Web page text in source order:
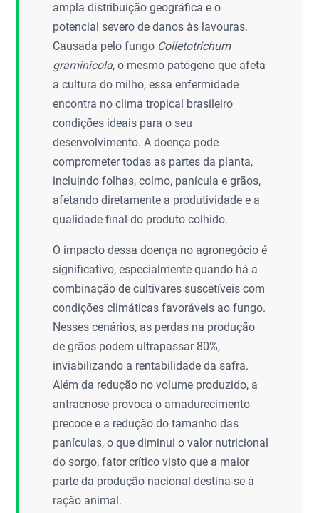
ampla distribuição geográfica e o
potencial severo de danos às lavouras.
Causada pelo fungo Colletotrichum
graminicola, o mesmo patógeno que afeta
a cultura do milho, essa enfermidade
encontra no clima tropical brasileiro
condições ideais para o seu
desenvolvimento. A doença pode
comprometer todas as partes da planta,
incluindo folhas, colmo, panícula e grãos,
afetando diretamente a produtividade e a
qualidade final do produto colhido.
O impacto dessa doença no agronegócio é
significativo, especialmente quando há a
combinação de cultivares suscetíveis com
condições climáticas favoráveis ao fungo.
Nesses cenários, as perdas na produção
de grãos podem ultrapassar 80%,
inviabilizando a rentabilidade da safra.
Além da redução no volume produzido, a
antracnose provoca o amadurecimento
precoce e a redução do tamanho das
panículas, o que diminui o valor nutricional
do sorgo, fator crítico visto que a maior
parte da produção nacional destina-se à
ração animal.